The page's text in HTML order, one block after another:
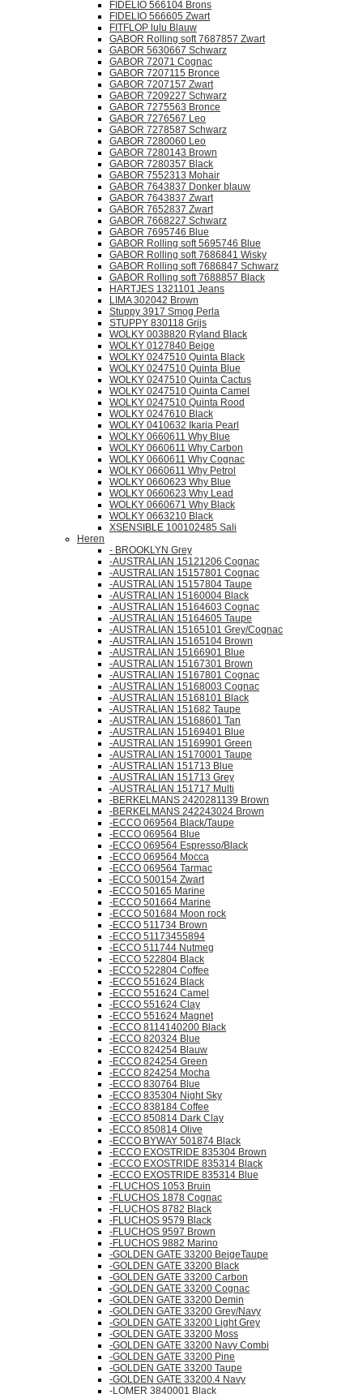
FIDELIO 566104 Brons
FIDELIO 566605 Zwart
FITFLOP lulu Blauw
GABOR Rolling soft 7687857 Zwart
GABOR 5630667 Schwarz
GABOR 72071 Cognac
GABOR 7207115 Bronce
GABOR 7207157 Zwart
GABOR 7209227 Schwarz
GABOR 7275563 Bronce
GABOR 7276567 Leo
GABOR 7278587 Schwarz
GABOR 7280060 Leo
GABOR 7280143 Brown
GABOR 7280357 Black
GABOR 7552313 Mohair
GABOR 7643837 Donker blauw
GABOR 7643837 Zwart
GABOR 7652837 Zwart
GABOR 7668227 Schwarz
GABOR 7695746 Blue
GABOR Rolling soft 5695746 Blue
GABOR Rolling soft 7686841 Wisky
GABOR Rolling soft 7686847 Schwarz
GABOR Rolling soft 7688857 Black
HARTJES 1321101 Jeans
LIMA 302042 Brown
Stuppy 3917 Smog Perla
STUPPY 830118 Grijs
WOLKY 0038820 Ryland Black
WOLKY 0127840 Beige
WOLKY 0247510 Quinta Black
WOLKY 0247510 Quinta Blue
WOLKY 0247510 Quinta Cactus
WOLKY 0247510 Quinta Camel
WOLKY 0247510 Quinta Rood
WOLKY 0247610 Black
WOLKY 0410632 Ikaria Pearl
WOLKY 0660611 Why Blue
WOLKY 0660611 Why Carbon
WOLKY 0660611 Why Cognac
WOLKY 0660611 Why Petrol
WOLKY 0660623 Why Blue
WOLKY 0660623 Why Lead
WOLKY 0660671 Why Black
WOLKY 0663210 Black
XSENSIBLE 100102485 Sali
Heren
- BROOKLYN Grey
-AUSTRALIAN 15121206 Cognac
-AUSTRALIAN 15157801 Cognac
-AUSTRALIAN 15157804 Taupe
-AUSTRALIAN 15160004 Black
-AUSTRALIAN 15164603 Cognac
-AUSTRALIAN 15164605 Taupe
-AUSTRALIAN 15165101 Grey/Cognac
-AUSTRALIAN 15165104 Brown
-AUSTRALIAN 15166901 Blue
-AUSTRALIAN 15167301 Brown
-AUSTRALIAN 15167801 Cognac
-AUSTRALIAN 15168003 Cognac
-AUSTRALIAN 15168101 Black
-AUSTRALIAN 151682 Taupe
-AUSTRALIAN 15168601 Tan
-AUSTRALIAN 15169401 Blue
-AUSTRALIAN 15169901 Green
-AUSTRALIAN 15170001 Taupe
-AUSTRALIAN 151713 Blue
-AUSTRALIAN 151713 Grey
-AUSTRALIAN 151717 Multi
-BERKELMANS 2420281139 Brown
-BERKELMANS 242243024 Brown
-ECCO 069564 Black/Taupe
-ECCO 069564 Blue
-ECCO 069564 Espresso/Black
-ECCO 069564 Mocca
-ECCO 069564 Tarmac
-ECCO 500154 Zwart
-ECCO 50165 Marine
-ECCO 501664 Marine
-ECCO 501684 Moon rock
-ECCO 511734 Brown
-ECCO 51173455894
-ECCO 511744 Nutmeg
-ECCO 522804 Black
-ECCO 522804 Coffee
-ECCO 551624 Black
-ECCO 551624 Camel
-ECCO 551624 Clay
-ECCO 551624 Magnet
-ECCO 8114140200 Black
-ECCO 820324 Blue
-ECCO 824254 Blauw
-ECCO 824254 Green
-ECCO 824254 Mocha
-ECCO 830764 Blue
-ECCO 835304 Night Sky
-ECCO 838184 Coffee
-ECCO 850814 Dark Clay
-ECCO 850814 Olive
-ECCO BYWAY 501874 Black
-ECCO EXOSTRIDE 835304 Brown
-ECCO EXOSTRIDE 835314 Black
-ECCO EXOSTRIDE 835314 Blue
-FLUCHOS 1053 Bruin
-FLUCHOS 1878 Cognac
-FLUCHOS 8782 Black
-FLUCHOS 9579 Black
-FLUCHOS 9597 Brown
-FLUCHOS 9882 Marino
-GOLDEN GATE 33200 BeigeTaupe
-GOLDEN GATE 33200 Black
-GOLDEN GATE 33200 Carbon
-GOLDEN GATE 33200 Cognac
-GOLDEN GATE 33200 Demin
-GOLDEN GATE 33200 Grey/Navy
-GOLDEN GATE 33200 Light Grey
-GOLDEN GATE 33200 Moss
-GOLDEN GATE 33200 Navy Combi
-GOLDEN GATE 33200 Pine
-GOLDEN GATE 33200 Taupe
-GOLDEN GATE 33200.4 Navy
-LOMER 3840001 Black